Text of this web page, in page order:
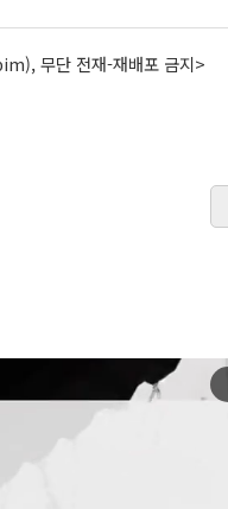
무단 전재-재배포 금지>